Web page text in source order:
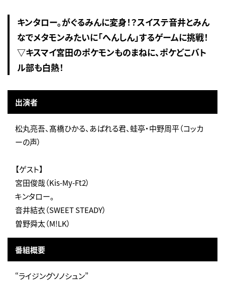
キンタロー。がぐるみんに変身！？スイステ音井とみん
なでメタモンみたいに「へんしん」するゲームに挑戦！
▽キスマイ宮田のポケモンものまねに、ポケどこバト
ル部も白熱！
出演者
松丸亮吾、髙橋ひかる、あばれる君、蛙亭・中野周平（コッカ
ーの声）
【ゲスト】
宮田俊哉（Kis-My-Ft2）
キンタロー。
音井結衣（SWEET STEADY）
曽野舜太（M!LK）
番組概要
“ライジングソノシュン”